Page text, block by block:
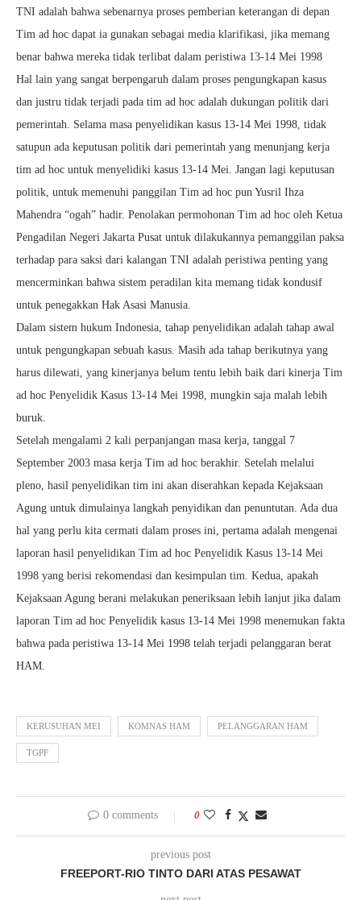
TNI adalah bahwa sebenarnya proses pemberian keterangan di depan
Tim ad hoc dapat ia gunakan sebagai media klarifikasi, jika memang
benar bahwa mereka tidak terlibat dalam peristiwa 13-14 Mei 1998
Hal lain yang sangat berpengaruh dalam proses pengungkapan kasus
dan justru tidak terjadi pada tim ad hoc adalah dukungan politik dari
pemerintah. Selama masa penyelidikan kasus 13-14 Mei 1998, tidak
satupun ada keputusan politik dari pemerintah yang menunjang kerja
tim ad hoc untuk menyelidiki kasus 13-14 Mei. Jangan lagi keputusan
politik, untuk memenuhi panggilan Tim ad hoc pun Yusril Ihza
Mahendra “ogah” hadir. Penolakan permohonan Tim ad hoc oleh Ketua
Pengadilan Negeri Jakarta Pusat untuk dilakukannya pemanggilan paksa
terhadap para saksi dari kalangan TNI adalah peristiwa penting yang
mencerminkan bahwa sistem peradilan kita memang tidak kondusif
untuk penegakkan Hak Asasi Manusia.
Dalam sistem hukum Indonesia, tahap penyelidikan adalah tahap awal
untuk pengungkapan sebuah kasus. Masih ada tahap berikutnya yang
harus dilewati, yang kinerjanya belum tentu lebih baik dari kinerja Tim
ad hoc Penyelidik Kasus 13-14 Mei 1998, mungkin saja malah lebih
buruk.
Setelah mengalami 2 kali perpanjangan masa kerja, tanggal 7
September 2003 masa kerja Tim ad hoc berakhir. Setelah melalui
pleno, hasil penyelidikan tim ini akan diserahkan kepada Kejaksaan
Agung untuk dimulainya langkah penyidikan dan penuntutan. Ada dua
hal yang perlu kita cermati dalam proses ini, pertama adalah mengenai
laporan hasil penyelidikan Tim ad hoc Penyelidik Kasus 13-14 Mei
1998 yang berisi rekomendasi dan kesimpulan tim. Kedua, apakah
Kejaksaan Agung berani melakukan peneriksaan lebih lanjut jika dalam
laporan Tim ad hoc Penyelidik kasus 13-14 Mei 1998 menemukan fakta
bahwa pada peristiwa 13-14 Mei 1998 telah terjadi pelanggaran berat
HAM.
KERUSUHAN MEI KOMNAS HAM PELANGGARAN HAM
TGPF
0 comments 0
previous post
FREEPORT-RIO TINTO DARI ATAS PESAWAT